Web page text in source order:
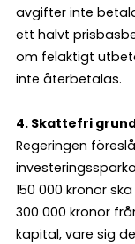
avgifter inte
ett halvt
om felaktigt
inte återbetalas.
4. Skattefri
Regeringen
150 000 kronor
300 000 kronor
kapital, vare sig